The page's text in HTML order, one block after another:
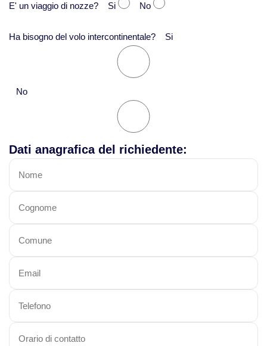
E' un viaggio di nozze? Si No
Ha bisogno del volo intercontinentale? Si
No
Dati anagrafica del richiedente: